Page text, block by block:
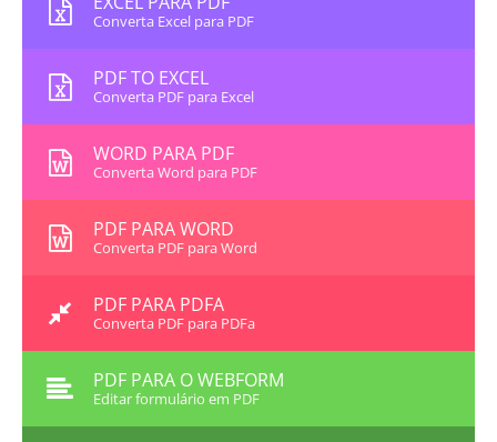
Converta Excel para PDF
PDF TO EXCEL
Converta PDF para Excel
WORD PARA PDF
Converta Word para PDF
PDF PARA WORD
Converta PDF para Word
PDF PARA PDFA
Converta PDF para PDFa
PDF PARA O WEBFORM
Editar formulário em PDF